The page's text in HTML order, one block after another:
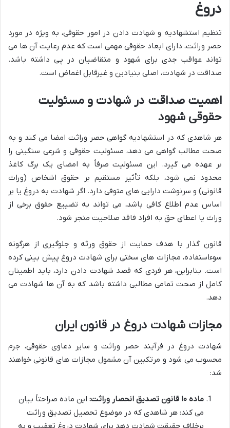
دروغ
تنظیم استشهادیه و شهادت دادن در امور حقوقی، به ویژه در مورد
حصر وراثت، دارای ابعاد حقوقی مهمی است که عدم رعایت آن ها می
تواند عواقب جدی برای شهود و متقاضیان در پی داشته باشد.
صداقت در شهادت، اصلی بنیادین و غیرقابل اغماض است.
اهمیت صداقت در شهادت و مسئولیت
حقوقی شهود
هر شاهدی که در استشهادیه گواهی حصر وراثت امضا می کند و به
صحت مطالب گواهی می دهد، مسئولیت حقوقی و شرعی سنگینی را
بر عهده می گیرد. این مسئولیت صرفاً به امضای یک برگ کاغذ
محدود نمی شود، بلکه تأثیر مستقیم بر حقوق اشخاص (وراث
قانونی) و سرنوشت دارایی های متوفی دارد. اگر شهادت به دروغ یا بر
اساس عدم اطلاع کافی باشد، می تواند به تضییع حقوق برخی از
وراث یا اعطای حق به افراد فاقد صلاحیت منجر شود.
قانون گذار با هدف حمایت از حقوق ورثه و جلوگیری از هرگونه
سوءاستفاده، مجازات های سختی برای شهادت دروغ پیش بینی کرده
است. بنابراین، هر فردی که قصد شهادت دادن دارد، باید اطمینان
کامل از صحت تمامی مطالبی داشته باشد که به آن ها شهادت می
دهد.
مجازات شهادت دروغ در قانون ایران
شهادت دروغ در فرآیند حصر وراثت و سایر دعاوی حقوقی، جرم
محسوب می شود و مرتکبین آن مشمول مجازات های قانونی خواهند
شد:
ماده ۱۰ قانون تصدیق انحصار وراثت:
این ماده صراحتاً بیان
می کند: هر شاهدی که در موضوع تحصيل تصديق وراثت
برخلاف حقيقت شهادت دهد برای شهادت دروغ تعقيب و به